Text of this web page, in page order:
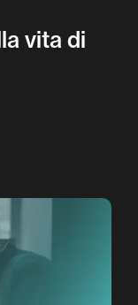
vita di